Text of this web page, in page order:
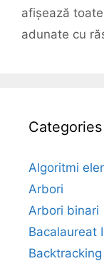
afișează
adunate cu
Categories
Algoritmi
Arbori
Arbori binari
Bacalaureat
Backtracking